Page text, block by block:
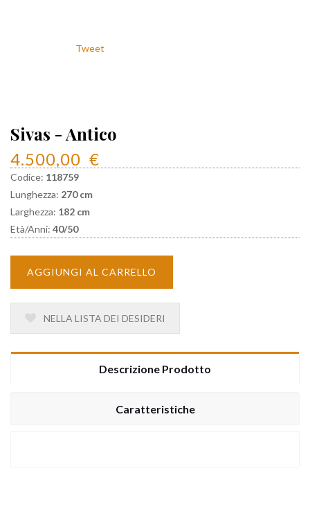
Tweet
Sivas - Antico
4.500,00 €
Codice: 118759
Lunghezza: 270 cm
Larghezza: 182 cm
Età/Anni: 40/50
AGGIUNGI AL CARRELLO
NELLA LISTA DEI DESIDERI
Descrizione Prodotto
Caratteristiche